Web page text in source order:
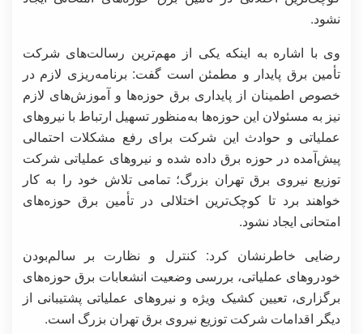
نشود.
وی با اشاره به اینکه یکی از مهم‌ترین رسالت‌های شرکت
تأمین برق پایدار و مطمئن است گفت: برنامه‌ریزی لازم در
خصوص اطمینان از پایداری برق حوزه‌ها و آموزش‌های لازم
نیز به مسئولان این حوزه‌ها به‌منظور تسهیل ارتباط با نیروهای
عملیاتی و حوادث این شرکت برای رفع مشکلات احتمالی
پیش‌آمده در حوزه برق داده شده و نیروهای عملیاتی شرکت
توزیع نیروی برق تهران بزرگ؛ تمامی تلاش خود را به کار
خواهند برد تا کوچک‌ترین اختلالی در تأمین برق حوزه‌های
امتحانی ایجاد نشود.
رضایی خاطرنشان کرد: کنترل و نظارت بر سالم‌بودن
خودروهای عملیاتی، بررسی وضعیت انشعابات برق حوزه‌های
برگزاری، تعیین کشیک ویژه و نیروهای عملیاتی پشتیبانی از
دیگر اقدامات شرکت توزیع نیروی برق تهران بزرگ است.